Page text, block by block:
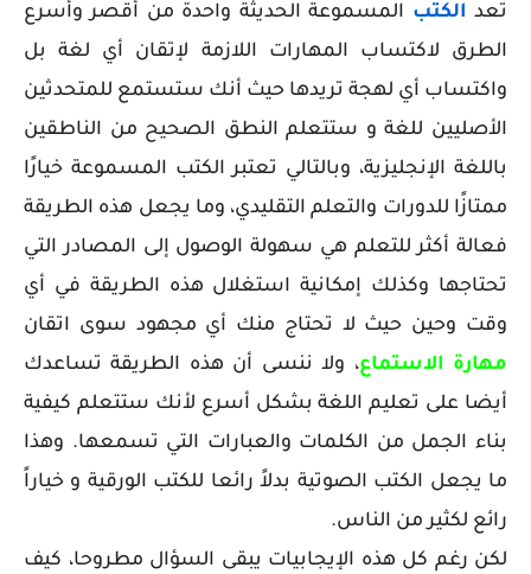
تعد الكتب المسموعة الحديثة واحدة من أقصر وأسرع
الطرق لاكتساب المهارات اللازمة لإتقان أي لغة بل
واكتساب أي لهجة تريدها حيث أنك ستستمع للمتحدثين
الأصليين للغة و ستتعلم النطق الصحيح من الناطقين
باللغة الإنجليزية، وبالتالي تعتبر الكتب المسموعة خيارًا
ممتازًا للدورات والتعلم التقليدي، وما يجعل هذه الطريقة
فعالة أكثر للتعلم هي سهولة الوصول إلى المصادر التي
تحتاجها وكذلك إمكانية استغلال هذه الطريقة في أي
وقت وحين حيث لا تحتاج منك أي مجهود سوى اتقان
مهارة الاستماع، ولا ننسى أن هذه الطريقة تساعدك
أيضا على تعليم اللغة بشكل أسرع لأنك ستتعلم كيفية
بناء الجمل من الكلمات والعبارات التي تسمعها. وهذا
ما يجعل الكتب الصوتية بدلاً رائعا للكتب الورقية و خياراً
رائع لكثير من الناس.
لكن رغم كل هذه الإيجابيات يبقى السؤال مطروحا، كيف